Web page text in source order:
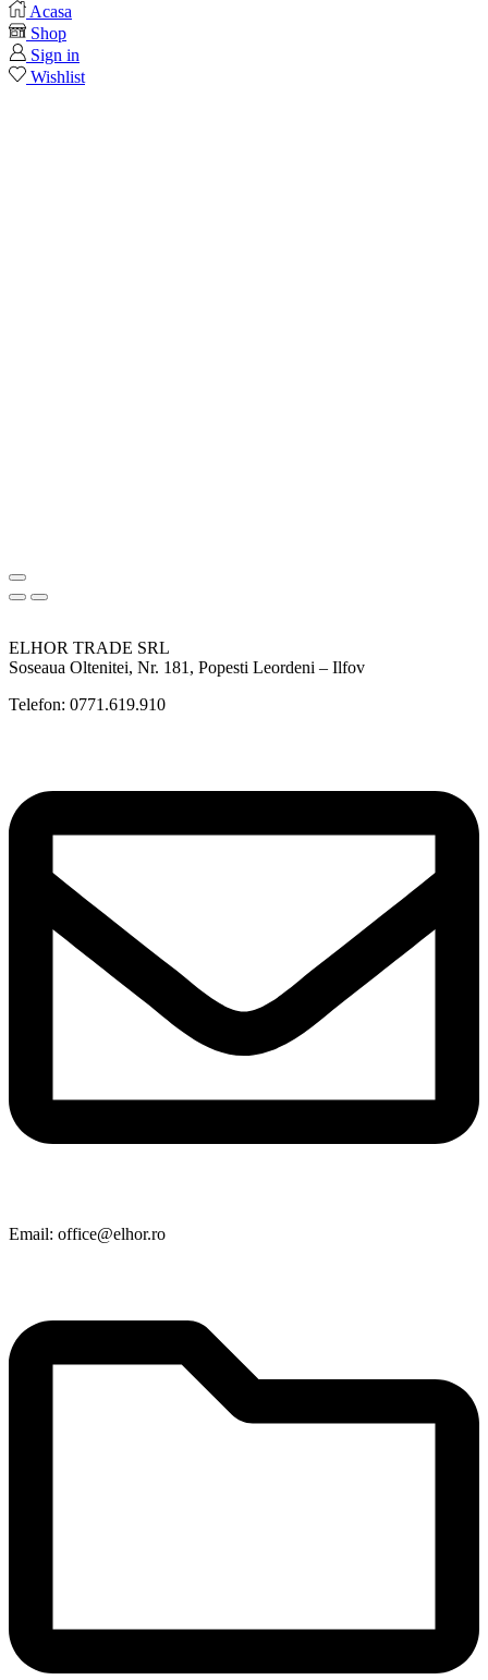
Acasa
Shop
Sign in
Wishlist
ELHOR TRADE SRL
Soseaua Oltenitei, Nr. 181, Popesti Leordeni – Ilfov
Telefon: 0771.619.910
Email: office@elhor.ro